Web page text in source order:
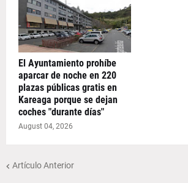
El Ayuntamiento prohíbe
aparcar de noche en 220
plazas públicas gratis en
Kareaga porque se dejan
coches "durante días"
August 04, 2026
Artículo Anterior